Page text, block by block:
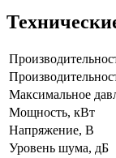
Максимальное
Мощность, кВт
Напряжение, В
Уровень шума, дБ